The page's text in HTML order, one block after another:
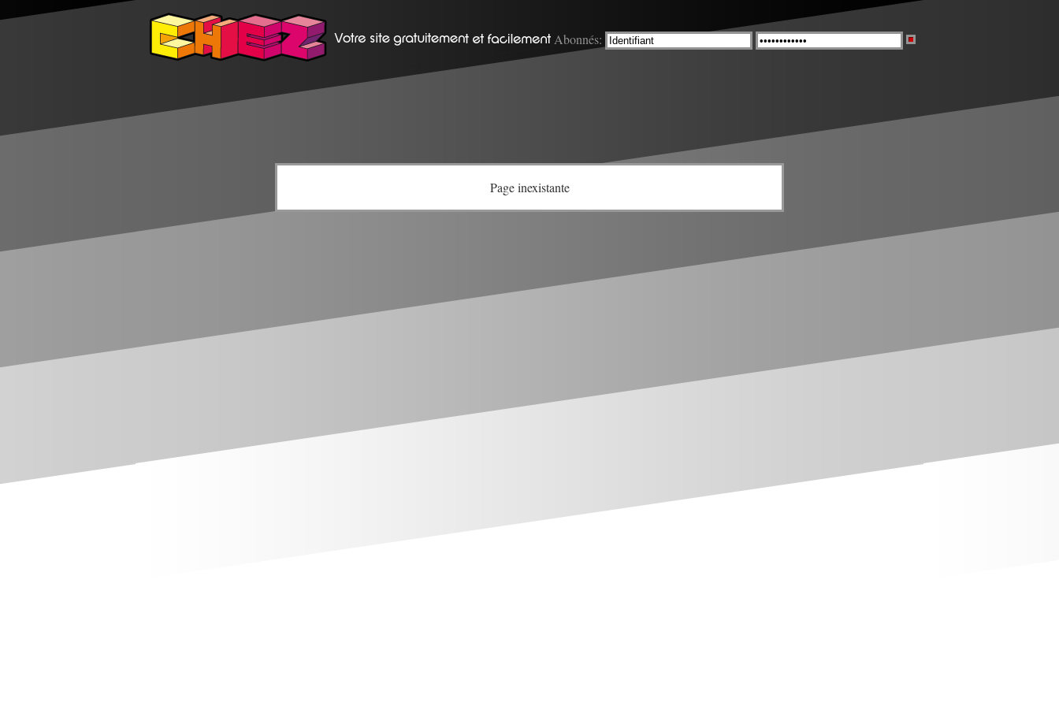
Abonnés:
Page inexistante